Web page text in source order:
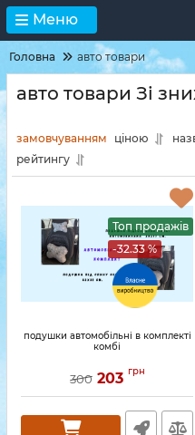
Меню
Головна авто товари
авто товари Зі
замовчуванням ціною
рейтингу
Топ продажів
-32.33 %
подушки автомобільні в комплекті
комбі
300 203 грн